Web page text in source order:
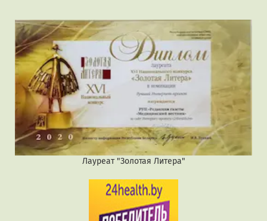
Лауреат "Золотая Литера"